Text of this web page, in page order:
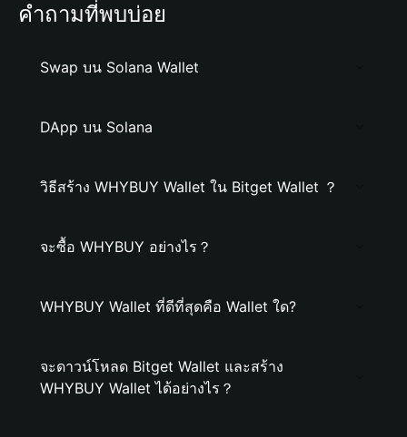
คำถามที่พบบ่อย
Swap บน Solana Wallet
DApp บน Solana
วิธีสร้าง WHYBUY Wallet ใน Bitget Wallet ？
จะซื้อ WHYBUY อย่างไร？
WHYBUY Wallet ที่ดีที่สุดคือ Wallet ใด?
จะดาวน์โหลด Bitget Wallet และสร้าง
WHYBUY Wallet ได้อย่างไร？